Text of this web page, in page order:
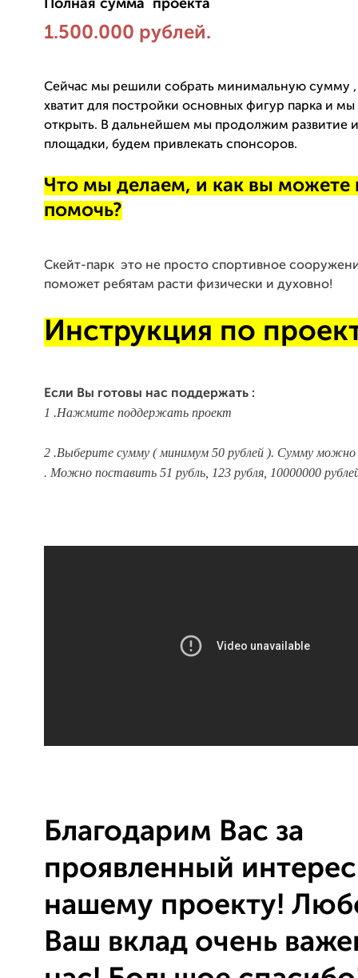
Полная сумма проекта
1.500.000 рублей.
Сейчас мы решили собрать минимальную сумму ,
хватит для постройки основных фигур парка и
открыть. В дальнейшем мы продолжим развитие
площадки, будем привлекать спонсоров.
Что мы делаем, и как вы можете
помочь?
Скейт-парк это не просто спортивное
поможет ребятам расти физически и духовно!
Инструкция по
Если Вы готовы нас поддержать :
1 .Нажмите поддержать проект
2 .Выберите сумму ( минимум 50 рублей ). Сумму можно
. Можно поставить 51 рубль, 123 рубля, 10000000
Благодарим Вас за
проявленный
нашему проекту!
Ваш вклад очень